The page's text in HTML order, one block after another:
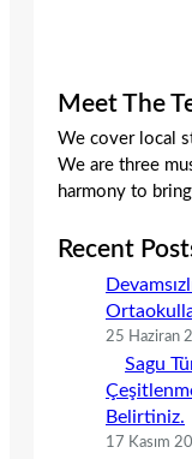
Meet The
We cover local
We are three
harmony to
Recent
25 Haziran
Sagu
Belirtiniz.
17 Kasım